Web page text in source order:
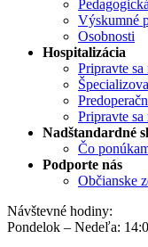
Výskumné
Osobnosti
Hospitalizácia
Pripravte sa
Pripravte sa
Nadštandardné
Čo
Podporte nás
Občianske
Návštevné hodiny:
Pondelok – Nedeľa: